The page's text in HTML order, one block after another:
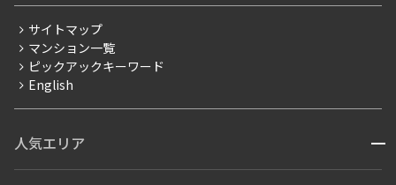
賃料改定
フリーレント
ペット可
ブランドマンション
サイトマップ
マンション一覧
ピックアックキーワード
English
人気エリア 開閉